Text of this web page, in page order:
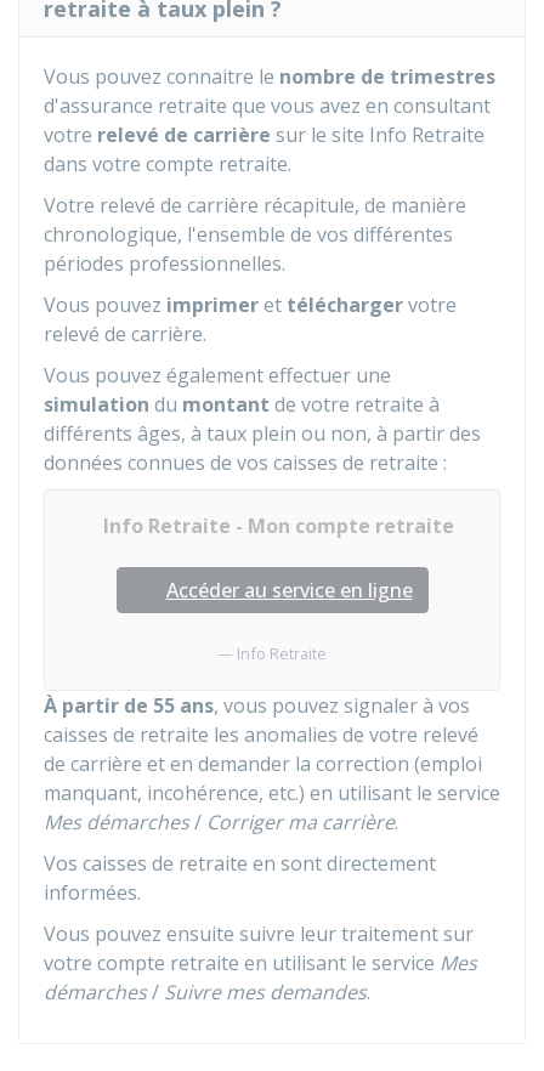
retraite à taux plein ?
Vous pouvez connaitre le nombre de trimestres
d'assurance retraite que vous avez en consultant
votre relevé de carrière sur le site Info Retraite
dans votre compte retraite.
Votre relevé de carrière récapitule, de manière
chronologique, l'ensemble de vos différentes
périodes professionnelles.
Vous pouvez imprimeret téléchargervotre
relevé de carrière.
Vous pouvez également effectuer une
simulation du montant de votre retraite à
différents âges, à taux plein ou non, à partir des
données connues de vos caisses de retraite :
Info Retraite - Mon compte retraite
Accéder au service en ligne
Info Retraite
À partir de 55 ans, vous pouvez signaler à vos
caisses de retraite les anomalies de votre relevé
de carrière et en demander la correction (emploi
manquant, incohérence, etc.) en utilisant le service
Mes démarches/ Corriger ma carrière.
Vos caisses de retraite en sont directement
informées.
Vous pouvez ensuite suivre leur traitement sur
votre compte retraite en utilisant le service Mes
démarches/ Suivre mes demandes.